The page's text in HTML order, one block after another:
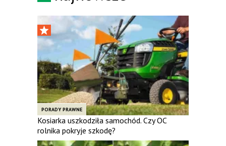
PORADY PRAWNE
Kosiarka uszkodziła samochód. Czy OC
rolnika pokryje szkodę?